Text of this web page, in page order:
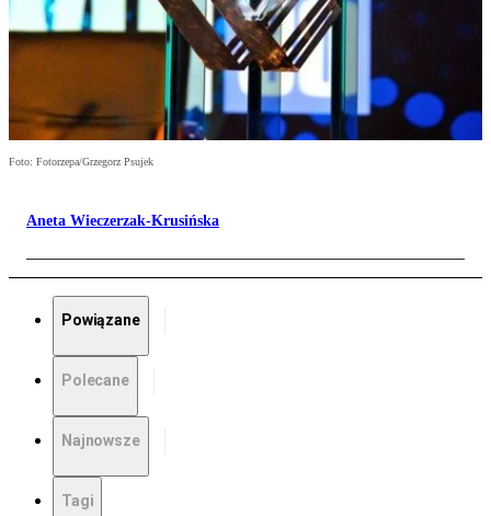
Foto: Fotorzepa/Grzegorz Psujek
Aneta Wieczerzak-Krusińska
Powiązane
Polecane
Najnowsze
Tagi